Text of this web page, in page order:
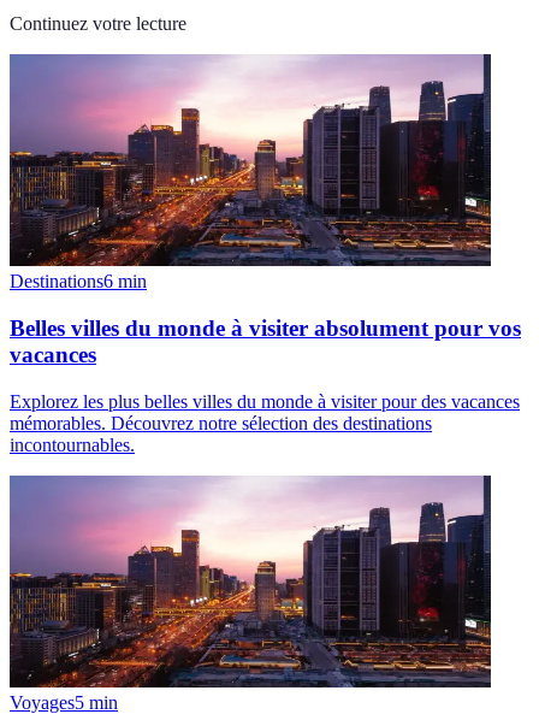
Continuez votre lecture
Destinations6 min
Belles villes du monde à visiter absolument pour vos
vacances
Explorez les plus belles villes du monde à visiter pour des vacances
mémorables. Découvrez notre sélection des destinations
incontournables.
Voyages5 min